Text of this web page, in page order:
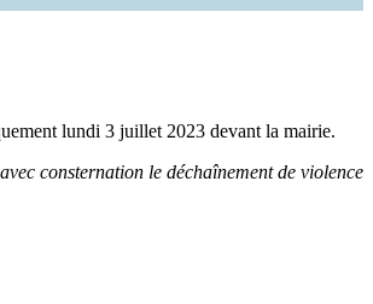
lundi 3 juillet 2023 devant la mairie.
consternation le déchaînement de violence